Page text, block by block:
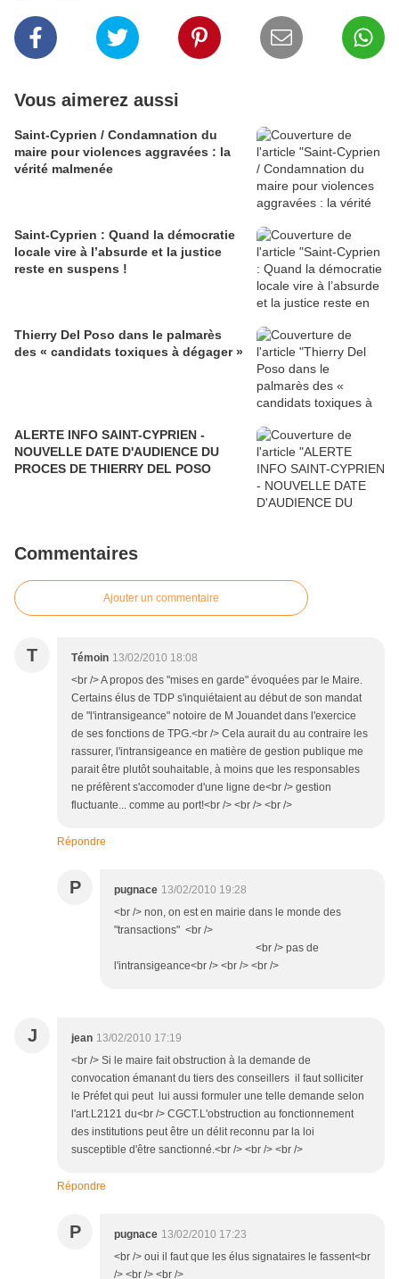
Vous aimerez aussi
Saint-Cyprien / Condamnation du
maire pour violences aggravées : la
vérité malmenée
Saint-Cyprien : Quand la démocratie
locale vire à l’absurde et la justice
reste en suspens !
Thierry Del Poso dans le palmarès
des « candidats toxiques à dégager »
ALERTE INFO SAINT-CYPRIEN -
NOUVELLE DATE D'AUDIENCE DU
PROCES DE THIERRY DEL POSO
Commentaires
Ajouter un commentaire
T Témoin 13/02/2010 18:08
<br /> A propos des "mises en garde" évoquées par le Maire.
Certains élus de TDP s'inquiétaient au début de son mandat
de "l'intransigeance" notoire de M Jouandet dans l'exercice
de ses fonctions de TPG.<br /> Cela aurait du au contraire les
rassurer, l'intransigeance en matière de gestion publique me
parait être plutôt souhaitable, à moins que les responsables
ne préfèrent s'accomoder d'une ligne de<br /> gestion
fluctuante... comme au port!<br /> <br /> <br />
Répondre
P pugnace 13/02/2010 19:28
<br /> non, on est en mairie dans le monde des
"transactions" <br />
<br /> pas de
l'intransigeance<br /> <br /> <br />
J jean 13/02/2010 17:19
<br /> Si le maire fait obstruction à la demande de
convocation émanant du tiers des conseillers il faut solliciter
le Préfet qui peut lui aussi formuler une telle demande selon
l'art.L2121 du<br /> CGCT.L'obstruction au fonctionnement
des institutions peut être un délit reconnu par la loi
susceptible d'être sanctionné.<br /> <br /> <br />
Répondre
P pugnace 13/02/2010 17:23
<br /> oui il faut que les élus signataires le fassent<br
/> <br /> <br />